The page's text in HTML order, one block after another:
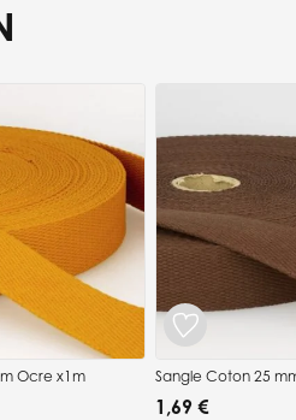
Ocre x1m Sangle Coton 25
1,69 €